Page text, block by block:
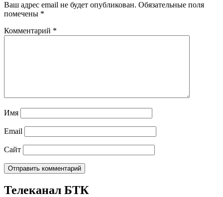
Ваш адрес email не будет опубликован. Обязательные поля
помечены *
Комментарий *
Имя
Email
Сайт
Телеканал БТК